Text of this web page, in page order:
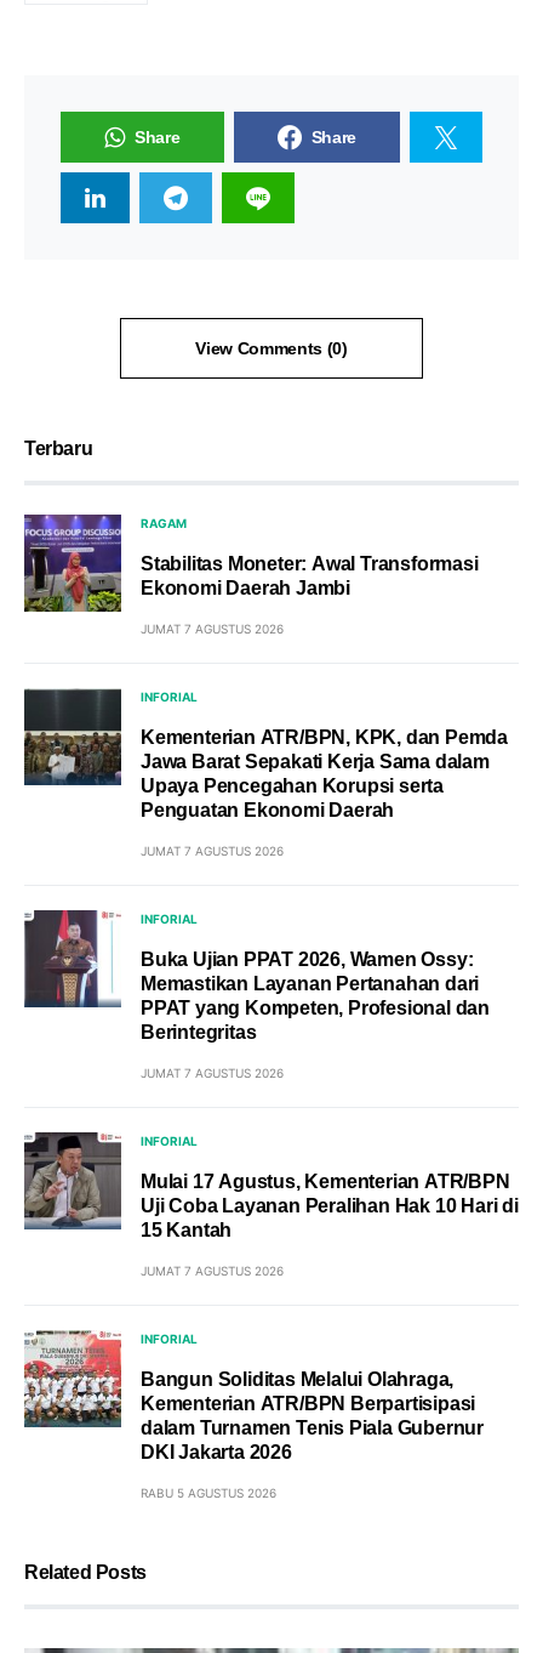
Share Share
View Comments (0)
Terbaru
RAGAM
Stabilitas Moneter: Awal Transformasi
Ekonomi Daerah Jambi
JUMAT 7 AGUSTUS 2026
INFORIAL
Kementerian ATR/BPN, KPK, dan Pemda
Jawa Barat Sepakati Kerja Sama dalam
Upaya Pencegahan Korupsi serta
Penguatan Ekonomi Daerah
JUMAT 7 AGUSTUS 2026
INFORIAL
Buka Ujian PPAT 2026, Wamen Ossy:
Memastikan Layanan Pertanahan dari
PPAT yang Kompeten, Profesional dan
Berintegritas
JUMAT 7 AGUSTUS 2026
INFORIAL
Mulai 17 Agustus, Kementerian ATR/BPN
Uji Coba Layanan Peralihan Hak 10 Hari di
15 Kantah
JUMAT 7 AGUSTUS 2026
INFORIAL
Bangun Soliditas Melalui Olahraga,
Kementerian ATR/BPN Berpartisipasi
dalam Turnamen Tenis Piala Gubernur
DKI Jakarta 2026
RABU 5 AGUSTUS 2026
Related Posts